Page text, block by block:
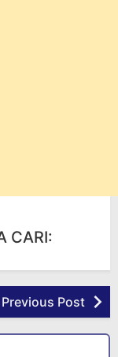
CARI:
Previous Post